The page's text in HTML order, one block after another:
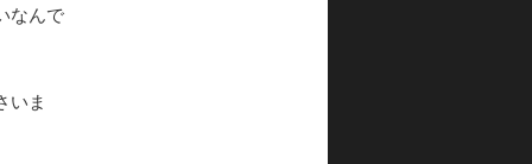
なんで
いま